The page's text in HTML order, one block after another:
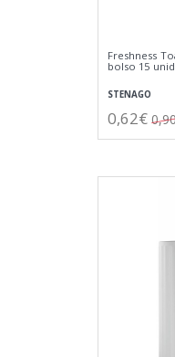
Freshness
bolso 15
STENAGO
0,62€